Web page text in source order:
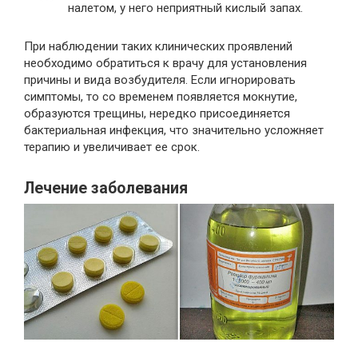
налетом, у него неприятный кислый запах.
При наблюдении таких клинических проявлений
необходимо обратиться к врачу для установления
причины и вида возбудителя. Если игнорировать
симптомы, то со временем появляется мокнутие,
образуются трещины, нередко присоединяется
бактериальная инфекция, что значительно усложняет
терапию и увеличивает ее срок.
Лечение заболевания